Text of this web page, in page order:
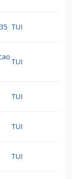
TUI
TUI
TUI
TUI
TUI